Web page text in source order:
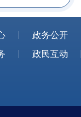
政务公开
政民互动